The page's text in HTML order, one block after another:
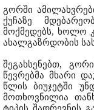
გორში
ქუჩაზე
მოქმედებს, ხოლო
ახალგაზრდობის
შეგახსენებთ,
წევრებმა მხარი
წლის ბიუჯეტში
მოთხოვნილია
ტიპის შადრევნის